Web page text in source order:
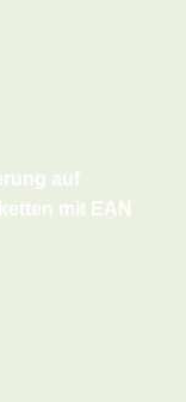
auf
mit EAN